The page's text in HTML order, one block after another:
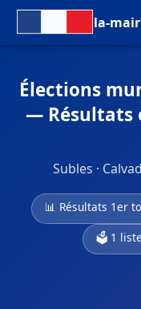
la-
Élections
— Résultats
Subles ·
📊 Résultats 1er
🗳️ 1